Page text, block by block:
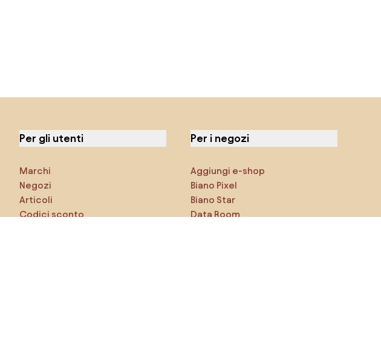
Per gli utenti
Marchi
Negozi
Articoli
Codici sconto
Per i negozi
Aggiungi e-shop
Biano Pixel
Biano Star
Data Room